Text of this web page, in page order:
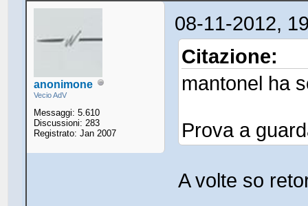
anonimone
Vecio AdV
Messaggi: 5.610
Discussioni: 283
Registrato: Jan 2007
08-11-2012,
Citazione:
mantonel ha
Prova a
A volte so